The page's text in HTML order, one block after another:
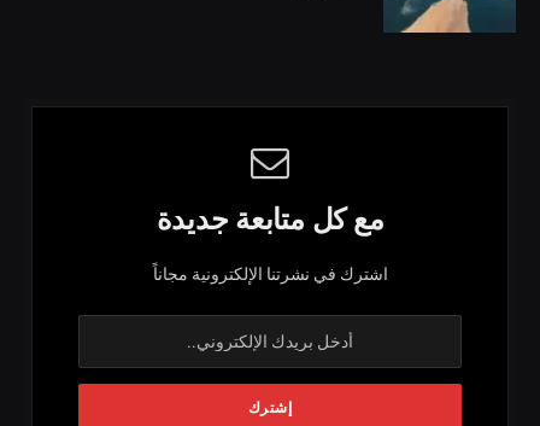
مع كل متابعة جديدة
اشترك في نشرتنا الإلكترونية مجاناً